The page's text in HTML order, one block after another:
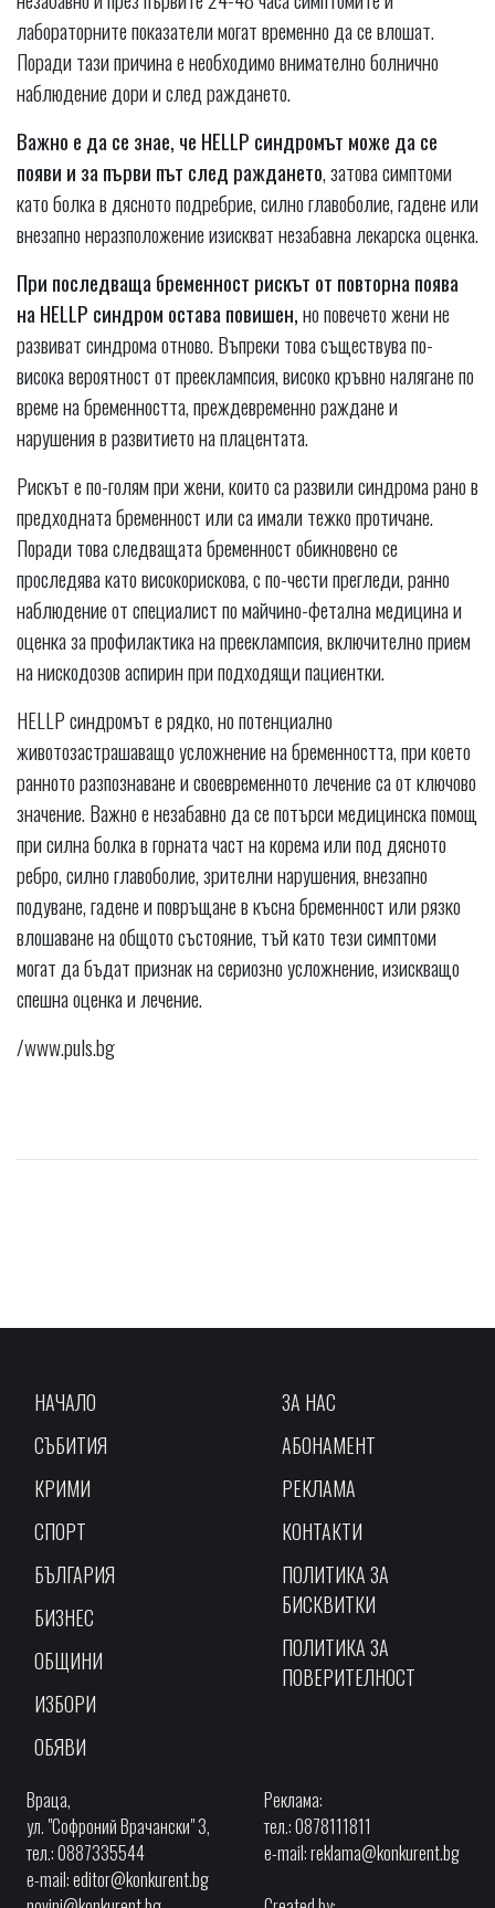
лабораторните показатели могат временно да се влошат.
Поради тази причина е необходимо внимателно болнично
наблюдение дори и след раждането.
Важно е да се знае, че HELLP синдромът може да се
появи и за първи път след раждането, затова симптоми
като болка в дясното подребрие, силно главоболие, гадене или
внезапно неразположение изискват незабавна лекарска оценка.
При последваща бременност рискът от повторна поява
на HELLP синдром остава повишен,но повечето жени не
развиват синдрома отново. Въпреки това съществува по-
висока вероятност от прееклампсия, високо кръвно налягане по
време на бременността, преждевременно раждане и
нарушения в развитието на плацентата.
Рискът е по-голям при жени, които са развили синдрома рано в
предходната бременност или са имали тежко протичане.
Поради това следващата бременност обикновено се
проследява като високорискова, с по-чести прегледи, ранно
наблюдение от специалист по майчино-фетална медицина и
оценка за профилактика на прееклампсия, включително прием
на нискодозов аспирин при подходящи пациентки.
HELLP синдромът е рядко, но потенциално
животозастрашаващо усложнение на бременността, при което
ранното разпознаване и своевременното лечение са от ключово
значение. Важно е незабавно да се потърси медицинска помощ
при силна болка в горната част на корема или под дясното
ребро, силно главоболие, зрителни нарушения, внезапно
подуване, гадене и повръщане в късна бременност или рязко
влошаване на общото състояние, тъй като тези симптоми
могат да бъдат признак на сериозно усложнение, изискващо
спешна оценка и лечение.
/www.puls.bg
НАЧАЛО
СЪБИТИЯ
КРИМИ
СПОРТ
БЪЛГАРИЯ
БИЗНЕС
ОБЩИНИ
ИЗБОРИ
ОБЯВИ
ЗА НАС
АБОНАМЕНТ
РЕКЛАМА
КОНТАКТИ
ПОЛИТИКА ЗА
БИСКВИТКИ
ПОЛИТИКА ЗА
ПОВЕРИТЕЛНОСТ
Враца,
ул. "Софроний Врачански" 3,
тел.: 0887335544
e-mail:editor@konkurent.bg
Реклама:
тел.: 0878111811
e-mail:reklama@konkurent.bg